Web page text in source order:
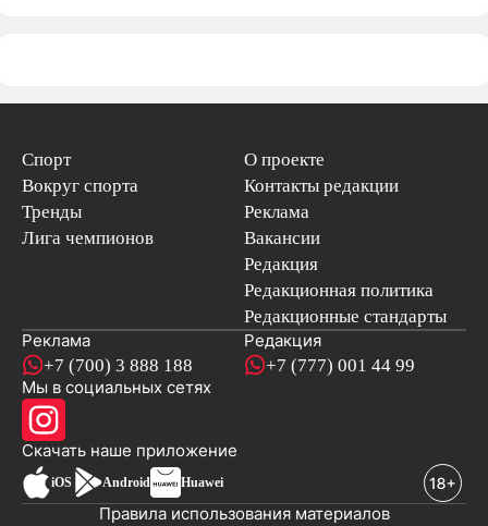
Спорт
Вокруг спорта
Тренды
Лига чемпионов
О проекте
Контакты редакции
Реклама
Вакансии
Редакция
Редакционная политика
Редакционные стандарты
Реклама
+7 (700) 3 888 188
Редакция
+7 (777) 001 44 99
Мы в социальных сетях
Скачать наше приложениеновостей
iOS Android Huawei
Правила использования материалов